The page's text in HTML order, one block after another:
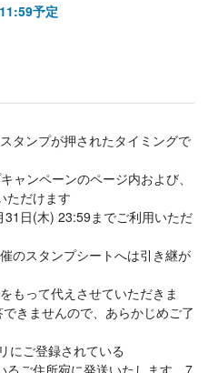
予定
タンプが押されたタイミングで
ャンペーンのページ内および、
ただけます
日(木) 23:59までご利用いただ
のスタンプシートへは引き継が
もって代えさせていただきま
きませんので、あらかじめご了
にご登録されている
るご住所宛に発送いたします。7